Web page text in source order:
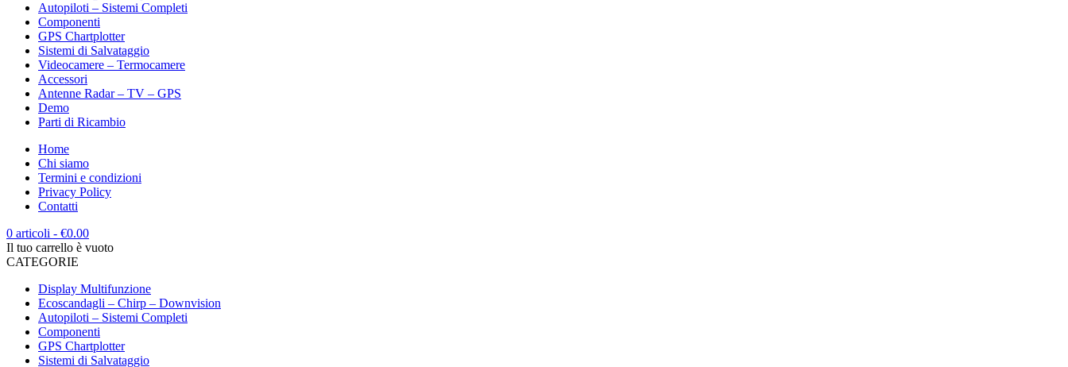
Autopiloti – Sistemi Completi
Componenti
GPS Chartplotter
Sistemi di Salvataggio
Videocamere – Termocamere
Accessori
Antenne Radar – TV – GPS
Demo
Parti di Ricambio
Home
Chi siamo
Termini e condizioni
Privacy Policy
Contatti
0 articoli - €0.00
Il tuo carrello è vuoto
CATEGORIE
Display Multifunzione
Ecoscandagli – Chirp – Downvision
Autopiloti – Sistemi Completi
Componenti
GPS Chartplotter
Sistemi di Salvataggio